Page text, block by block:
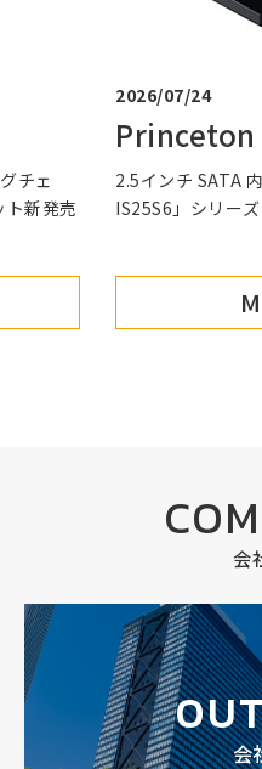
チェ
新発売
2026/07/24
Princeton
2.5インチ SATA
IS25S6」シリー
会
会